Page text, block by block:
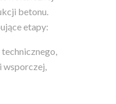
betonu.
etapy:
wsporczej,